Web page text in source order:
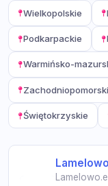
Wielkopolskie
Podkarpackie
Warmińsko-
Świętokrzyskie